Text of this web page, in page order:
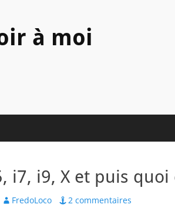
à moi
i7, i9, X et puis quoi
Author
FredoLoco 2 commentaires